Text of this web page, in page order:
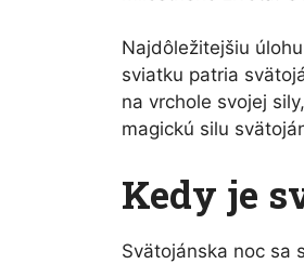
Najdôležitejšiu
sviatku patria
na vrchole svojej
magickú silu
Kedy je
Svätojánska noc sa